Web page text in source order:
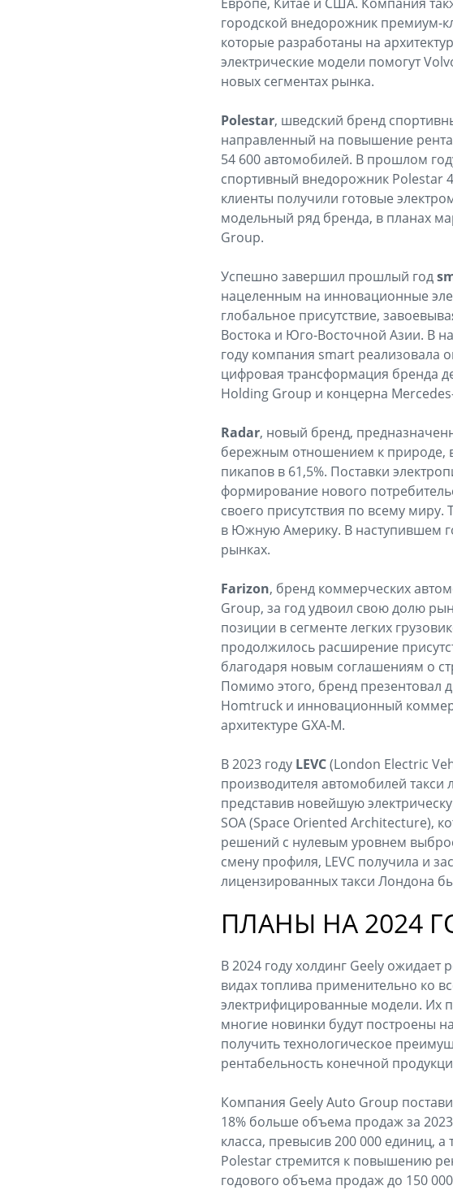
городской внедорожник премиум-
которые разработаны на
электрические модели помогут
новых сегментах рынка.
Polestar, шведский бренд
направленный на повышение
54 600 автомобилей. В прошлом
спортивный внедорожник Polestar
клиенты получили готовые
модельный ряд бренда, в планах
Group.
Успешно завершил прошлый год
нацеленным на инновационные
глобальное присутствие,
Востока и Юго-Восточной Азии. В
году компания smart реализовала
цифровая трансформация бренда
Holding Group и концерна
Radar, новый бренд,
бережным отношением к природе,
пикапов в 61,5%. Поставки
формирование нового
своего присутствия по всему
в Южную Америку. В наступившем
рынках.
Farizon, бренд коммерческих
Group, за год удвоил свою долю
позиции в сегменте легких
продолжилось расширение
благодаря новым соглашениям о
Помимо этого, бренд презентовал
Homtruck и инновационный
архитектуре GXA-M.
В 2023 году LEVC(London Electric
производителя автомобилей такси
представив новейшую
SOA (Space Oriented Architecture),
решений с нулевым уровнем
смену профиля, LEVC получила и
лицензированных такси Лондона
ПЛАНЫ НА 2024
В 2024 году холдинг Geely
видах топлива применительно ко
электрифицированные модели. Их
многие новинки будут построены
получить технологическое
рентабельность конечной
Компания Geely Auto Group
18% больше объема продаж за
класса, превысив 200 000 единиц,
Polestar стремится к повышению
годового объема продаж до 150